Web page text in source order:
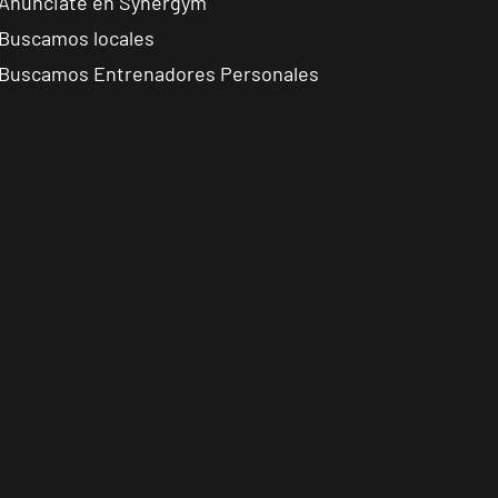
Buscamos locales
Buscamos Entrenadores Personales